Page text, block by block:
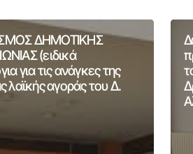
ΔΗΜΟΤΙΚΗΣ
(ειδικά
για τις ανάγκες της
λαϊκής αγοράς του Δ.